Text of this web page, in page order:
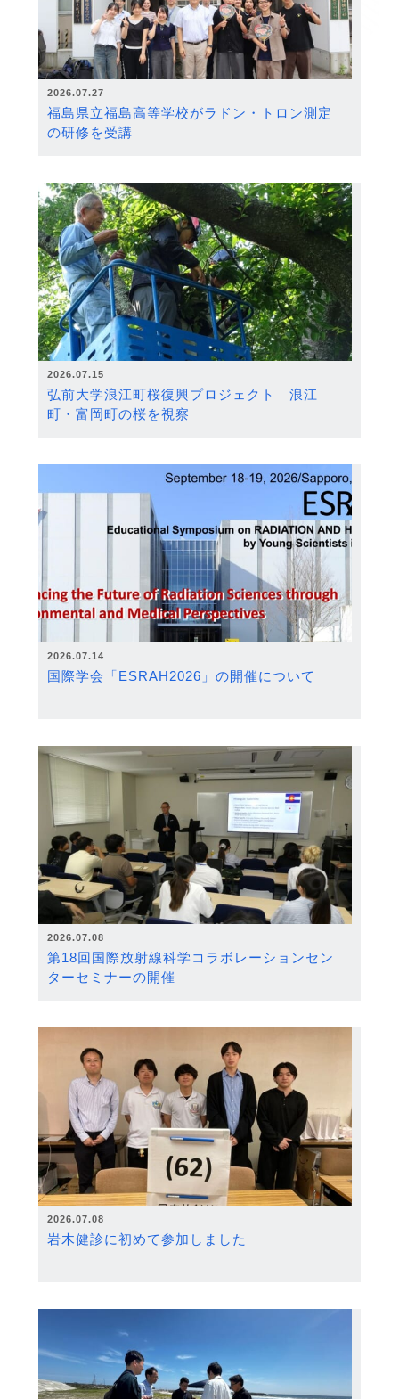
2026.07.27
福島県立福島高等学校がラドン・トロン測定
の研修を受講
2026.07.15
弘前大学浪江町桜復興プロジェクト 浪江
町・富岡町の桜を視察
2026.07.14
国際学会「ESRAH2026」の開催について
2026.07.08
第18回国際放射線科学コラボレーションセン
ターセミナーの開催
2026.07.08
岩木健診に初めて参加しました